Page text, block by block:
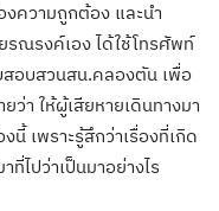
ความถูกต้อง และนำ
ณรงค์เอง ได้ใช้โทรศัพท์
อบสวนสน.คลองตัน เพื่อ
ว่า ให้ผู้เสียหายเดินทางมา
นี้ เพราะรู้สึกว่าเรื่องที่เกิด
ไปว่าเป็นมาอย่างไร